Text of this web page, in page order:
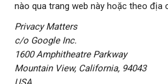
nào qua trang web này hoặc theo địa
Privacy Matters
c/o Google Inc.
1600 Amphitheatre Parkway
Mountain View, California, 94043